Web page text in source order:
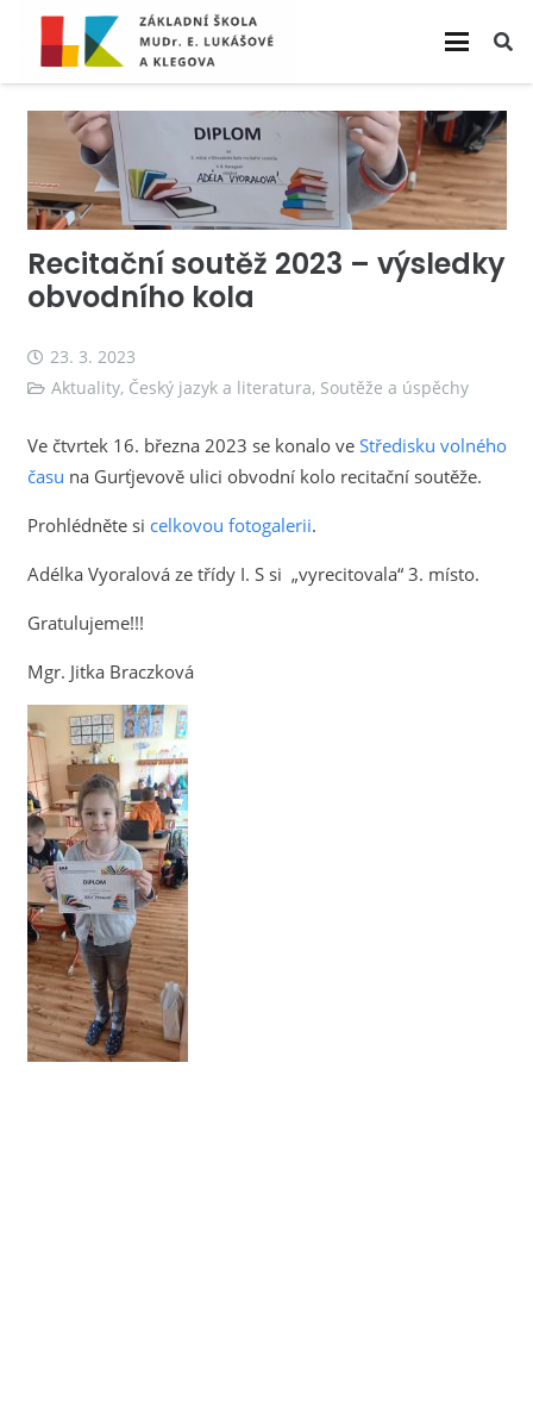
Recitační soutěž 2023 – výsledky
obvodního kola
23. 3. 2023
Aktuality, Český jazyk a literatura, Soutěže a úspěchy
Ve čtvrtek 16. března 2023 se konalo ve Středisku volného
času na Gurťjevově ulici obvodní kolo recitační soutěže.
Prohlédněte si celkovou fotogalerii.
Adélka Vyoralová ze třídy I. S si „vyrecitovala“ 3. místo.
Gratulujeme!!!
Mgr. Jitka Braczková